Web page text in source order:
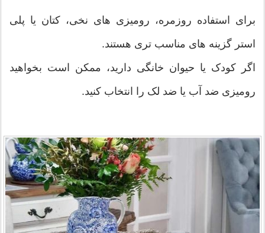
برای استفاده روزمره، رومیزی های نخی، کتان یا پلی
استر گزینه های مناسب تری هستند.
اگر کودک یا حیوان خانگی دارید، ممکن است بخواهید
رومیزی ضد آب یا ضد لک را انتخاب کنید.